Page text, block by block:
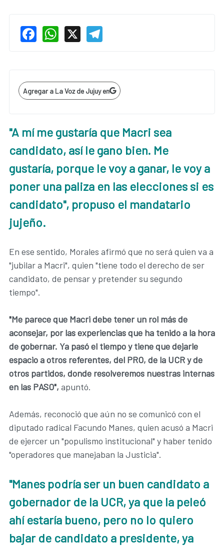
Facebook
WhatsApp
X
Agregar a La Voz de Jujuy en
"A mí me gustaría que Macri sea
candidato, así le gano bien. Me
gustaría, porque le voy a ganar, le voy a
poner una paliza en las elecciones si es
candidato", propuso el mandatario
jujeño.
En ese sentido, Morales afirmó que no será quien va a
"jubilar a Macri", quien "tiene todo el derecho de ser
candidato, de pensar y pretender su segundo
tiempo".
"Me parece que Macri debe tener un rol más de
aconsejar, por las experiencias que ha tenido a la hora
de gobernar. Ya pasó el tiempo y tiene que dejarle
espacio a otros referentes, del PRO, de la UCR y de
otros partidos, donde resolveremos nuestras internas
en las PASO", apuntó.
Además, reconoció que aún no se comunicó con el
diputado radical Facundo Manes, quien acusó a Macri
de ejercer un "populismo institucional" y haber tenido
"operadores que manejaban la Justicia".
"Manes podría ser un buen candidato a
gobernador de la UCR, ya que la peleó
ahí estaría bueno, pero no lo quiero
bajar de candidato a presidente, ya